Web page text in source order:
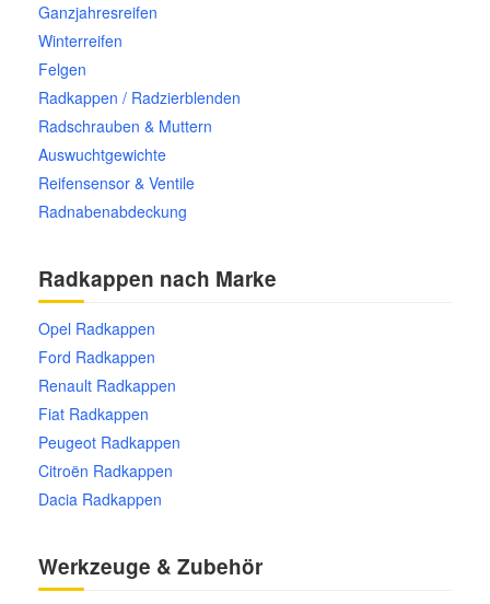
Ganzjahresreifen
Winterreifen
Felgen
Radkappen / Radzierblenden
Radschrauben & Muttern
Auswuchtgewichte
Reifensensor & Ventile
Radnabenabdeckung
Radkappen nach Marke
Opel Radkappen
Ford Radkappen
Renault Radkappen
Fiat Radkappen
Peugeot Radkappen
Citroën Radkappen
Dacia Radkappen
Werkzeuge & Zubehör